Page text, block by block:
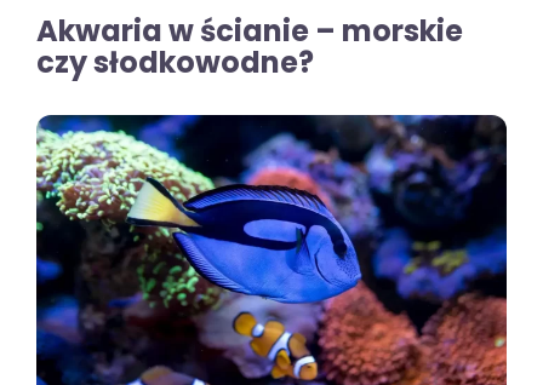
Akwaria w ścianie – morskie
czy słodkowodne?